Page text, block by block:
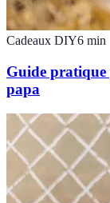
Cadeaux DIY6 min
Guide
papa